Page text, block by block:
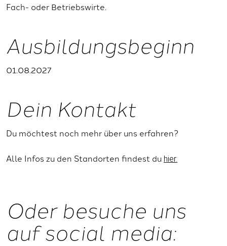
Fach- oder Betriebswirte.
Ausbildungsbeginn
01.08.2027
Dein Kontakt
Du möchtest noch mehr über uns erfahren?
Alle Infos zu den Standorten findest du hier.
Oder besuche uns
auf social media: